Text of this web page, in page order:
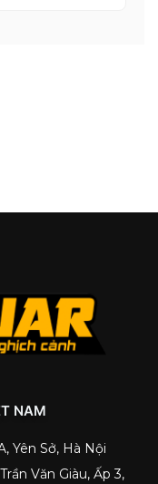
NAM
Yên Sở, Hà Nội
Văn Giàu, Ấp 3,